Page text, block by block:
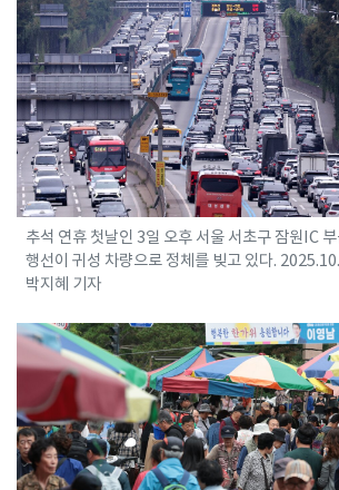
추석 연휴 첫날인 3일 오후 서울 서초구 잠원IC
행선이 귀성 차량으로 정체를 빚고 있다.
박지혜 기자